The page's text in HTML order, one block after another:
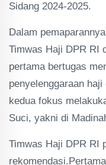
Sidang 2024-2025.
Dalam
Timwas Haji DPR RI
pertama bertugas
penyelenggaraan
kedua fokus
Suci, yakni di
Timwas Haji DPR RI